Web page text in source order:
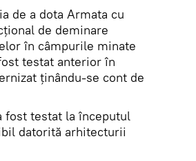
de a dota Armata cu
de deminare
în câmpurile minate
testat anterior în
ținându-se cont de
fost testat la începutul
datorită arhitecturii